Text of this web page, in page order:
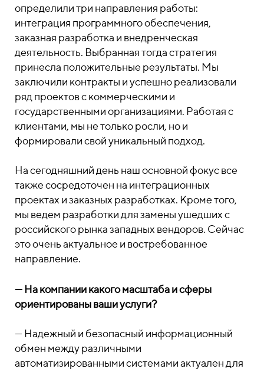
определили три направления работы:
интеграция программного обеспечения,
заказная разработка и внедренческая
деятельность. Выбранная тогда стратегия
принесла положительные результаты. Мы
заключили контракты и успешно реализовали
ряд проектов с коммерческими и
государственными организациями. Работая с
клиентами, мы не только росли, но и
формировали свой уникальный подход.
На сегодняшний день наш основной фокус все
также сосредоточен на интеграционных
проектах и заказных разработках. Кроме того,
мы ведем разработки для замены ушедших с
российского рынка западных вендоров. Сейчас
это очень актуальное и востребованное
направление.
— На компании какого масштаба и сферы
ориентированы ваши услуги?
— Надежный и безопасный информационный
обмен между различными
автоматизированными системами актуален для